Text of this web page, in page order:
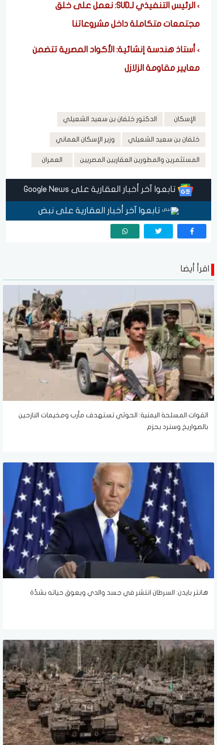
الرئيس التنفيذي لـSUD: نعمل على خلق
مجتمعات متكاملة داخل مشروعاتنا
أستاذ هندسة إنشائية: الأكواد المصرية تتضمن
معايير مقاومة الزلازل
الإسكان الدكتور خلفان بن سعيد الشعيلي
خلفان بن سعيد الشعيلي وزير الإسكان العماني
المستثمرين والمطورين العقاريين المصريين العمران
تابعوا آخر أخبار العقارية على Google News
تابعوا آخر أخبار العقارية على نبض
اقرأ أيضا
القوات المسلحة اليمنية: الحوثي تستهدف مأرب ومخيمات النازحين
بالصواريخ وسنرد بحزم
هانتر بايدن: السرطان انتشر في جسد والدي ويعوق حياته بشدّة